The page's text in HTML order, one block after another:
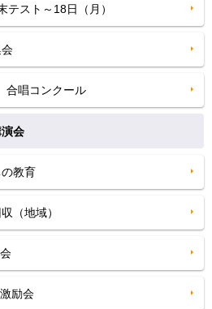
テスト～18日（月）
唱コンクール
会
教育
（地域）
励会